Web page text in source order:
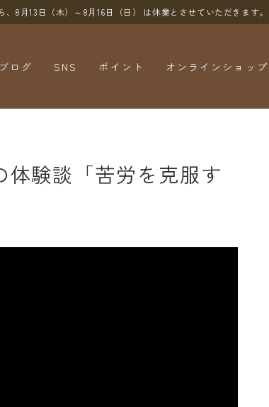
、8月13日（木）～8月16日（日） は休業とさせていただきます。
ブログ SNS ポイント オンラインショップ
験談「苦労を克服す